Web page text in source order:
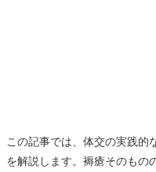
この記事では、体交の実践的
を解説します。褥瘡そのもの